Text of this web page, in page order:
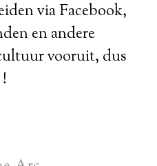
via Facebook,
en andere
vooruit, dus